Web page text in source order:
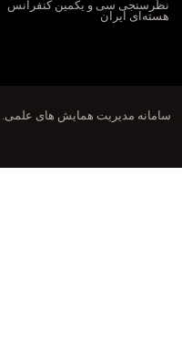
نظرسنجی سی و یکمین کنفرانس
هسته‌ای ایران
سامانه مدیریت همایش های علمی.